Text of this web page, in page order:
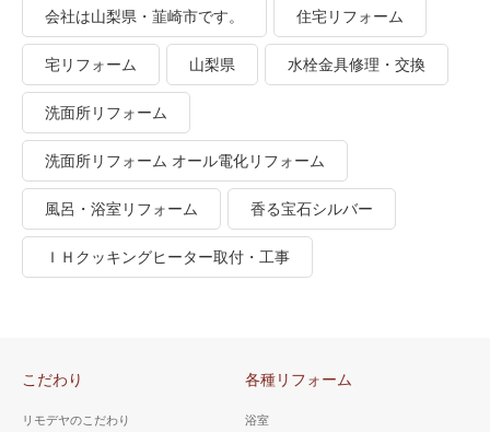
会社は山梨県・韮崎市です。 住宅リフォーム
宅リフォーム 山梨県 水栓金具修理・交換
洗面所リフォーム
洗面所リフォーム オール電化リフォーム
風呂・浴室リフォーム 香る宝石シルバー
ＩＨクッキングヒーター取付・工事
こだわり
リモデヤのこだわり
各種リフォーム
浴室